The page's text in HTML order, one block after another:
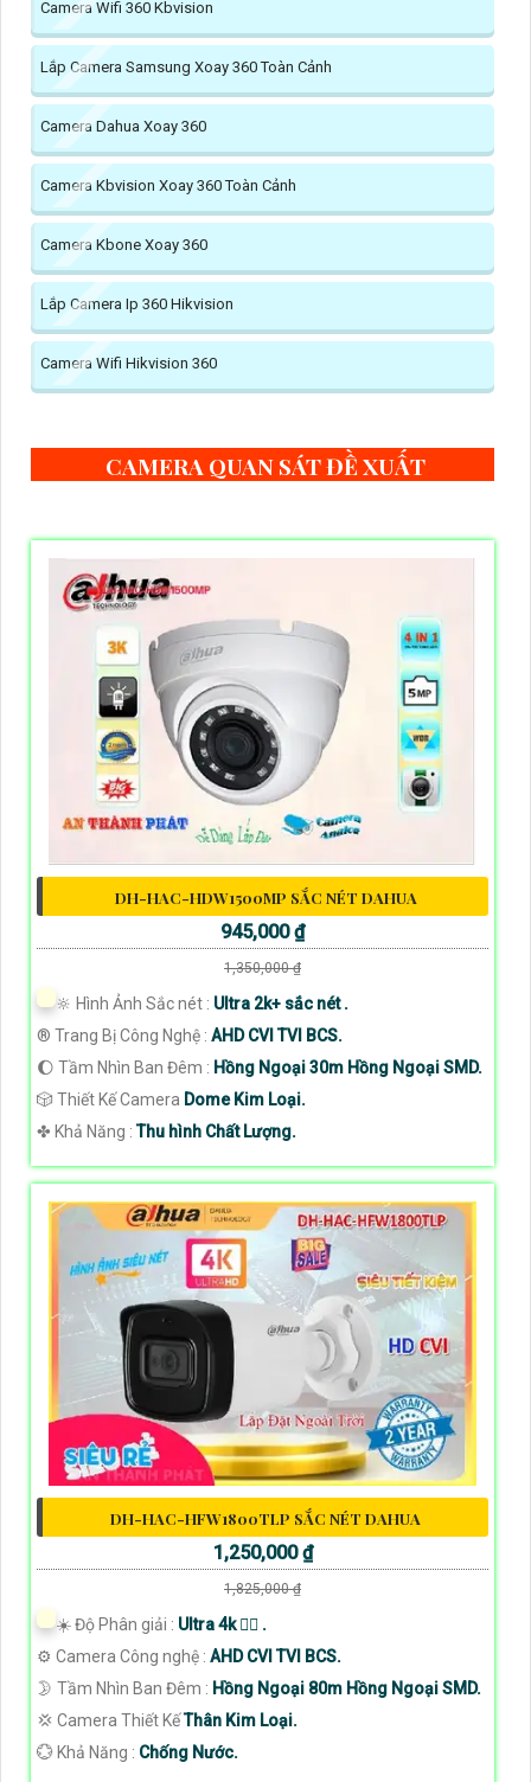
Camera Wifi 360 Kbvision
Lắp Camera Samsung Xoay 360 Toàn Cảnh
Camera Dahua Xoay 360
Camera Kbvision Xoay 360 Toàn Cảnh
Camera Kbone Xoay 360
Lắp Camera Ip 360 Hikvision
Camera Wifi Hikvision 360
CAMERA QUAN SÁT ĐỀ XUẤT
DH-HAC-HDW1500MP SẮC NÉT DAHUA
945,000 ₫
1,350,000 ₫
🔆 Hình Ảnh Sắc nét : Ultra 2k+ sắc nét .
®️ Trang Bị Công Nghệ : AHD CVI TVI BCS.
🌔 Tầm Nhìn Ban Đêm : Hồng Ngoại 30m Hồng Ngoại SMD.
🎲 Thiết Kế Camera Dome Kim Loại.
️✤ Khả Năng :Thu hình Chất Lượng.
DH-HAC-HFW1800TLP SẮC NÉT DAHUA
1,250,000 ₫
1,825,000 ₫
☀️ Độ Phân giải : Ultra 4k 👍🏾 .
⚙ Camera Công nghệ : AHD CVI TVI BCS.
🌛 Tầm Nhìn Ban Đêm : Hồng Ngoại 80m Hồng Ngoại SMD.
💢 Camera Thiết KếThân Kim Loại.
️💮 Khả Năng : Chống Nước.